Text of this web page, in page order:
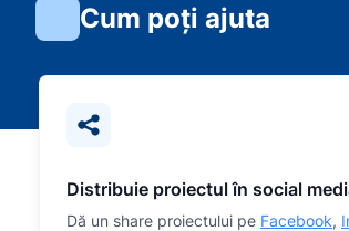
Cum poți ajuta
Distribuie proiectul în social
Dă un share proiectului pe Facebook,